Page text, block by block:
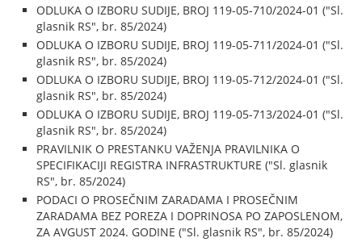
ODLUKA O IZBORU SUDIJE, BROJ 119-05-710/2024-01 ("Sl.
glasnik RS", br. 85/2024)
ODLUKA O IZBORU SUDIJE, BROJ 119-05-711/2024-01 ("Sl.
glasnik RS", br. 85/2024)
ODLUKA O IZBORU SUDIJE, BROJ 119-05-712/2024-01 ("Sl.
glasnik RS", br. 85/2024)
ODLUKA O IZBORU SUDIJE, BROJ 119-05-713/2024-01 ("Sl.
glasnik RS", br. 85/2024)
PRAVILNIK O PRESTANKU VAŽENJA PRAVILNIKA O
SPECIFIKACIJI REGISTRA INFRASTRUKTURE ("Sl. glasnik
RS", br. 85/2024)
PODACI O PROSEČNIM ZARADAMA I PROSEČNIM
ZARADAMA BEZ POREZA I DOPRINOSA PO ZAPOSLENOM,
ZA AVGUST 2024. GODINE ("Sl. glasnik RS", br. 85/2024)